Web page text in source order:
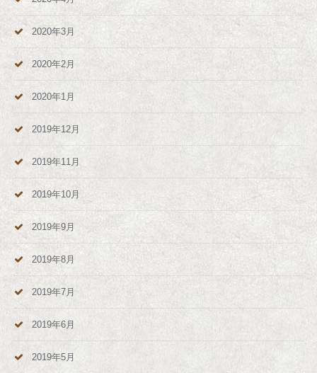
2020年3月
2020年2月
2020年1月
2019年12月
2019年11月
2019年10月
2019年9月
2019年8月
2019年7月
2019年6月
2019年5月